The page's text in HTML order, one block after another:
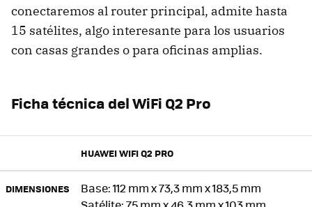
conectaremos al router principal, admite hasta
15 satélites, algo interesante para los usuarios
con casas grandes o para oficinas amplias.
Ficha técnica del WiFi Q2 Pro
HUAWEI WIFI Q2 PRO
DIMENSIONES
Base: 112 mm x 73,3 mm x 183,5 mm